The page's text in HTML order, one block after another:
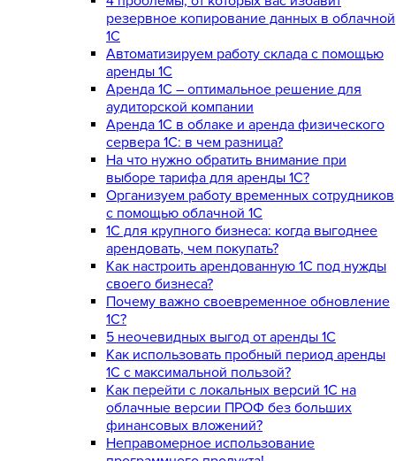
резервное копирование данных в облачной
1С
Автоматизируем работу склада с помощью
аренды 1С
Аренда 1С – оптимальное решение для
аудиторской компании
Аренда 1С в облаке и аренда физического
сервера 1С: в чем разница?
На что нужно обратить внимание при
выборе тарифа для аренды 1С?
Организуем работу временных сотрудников
с помощью облачной 1С
1С для крупного бизнеса: когда выгоднее
арендовать, чем покупать?
Как настроить арендованную 1С под нужды
своего бизнеса?
Почему важно своевременное обновление
1С?
5 неочевидных выгод от аренды 1С
Как использовать пробный период аренды
1С с максимальной пользой?
Как перейти с локальных версий 1С на
облачные версии ПРОФ без больших
финансовых вложений?
Неправомерное использование